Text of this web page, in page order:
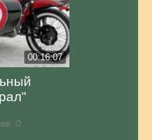
00:16:07
0